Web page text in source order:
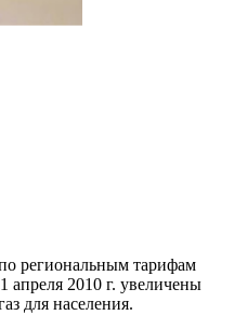
региональным тарифам
апреля 2010 г. увеличены
для населения.